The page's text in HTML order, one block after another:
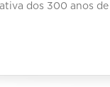
dos 300 anos